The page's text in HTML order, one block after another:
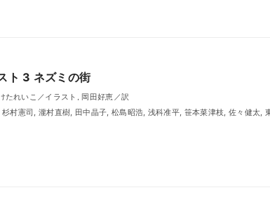
ト 3 ネズミの街
たれいこ／イラスト, 岡田好恵／訳